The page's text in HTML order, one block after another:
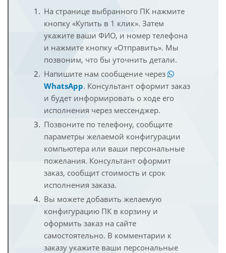
На странице выбранного ПК нажмите
кнопку «Купить в 1 клик». Затем
укажите ваши ФИО, и номер телефона
и нажмите кнопку «Отправить». Мы
позвоним, что бы уточнить детали.
Напишите нам сообщение через
WhatsApp. Консультант оформит заказ
и будет информировать о ходе его
исполнения через мессенджер.
Позвоните по телефону, сообщите
параметры желаемой конфигурации
компьютера или ваши персональные
пожелания. Консультант оформит
заказ, сообщит стоимость и срок
исполнения заказа.
Вы можете добавить желаемую
конфигурацию ПК в корзину и
оформить заказ на сайте
самостоятельно. В комментарии к
заказу укажите ваши персональные